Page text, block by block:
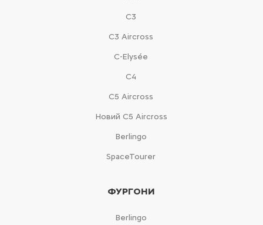
С3
С3 Aircross
C-Elysée
С4
С5 Aircross
Новий С5 Aircross
Berlingo
SpaceTourer
ФУРГОНИ
Berlingo